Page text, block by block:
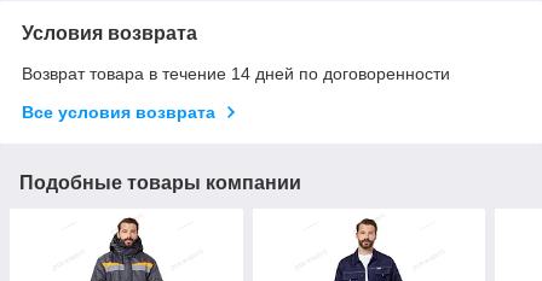
Условия возврата
Возврат товара в течение 14 дней по договоренности
Все условия возврата
Подобные товары компании